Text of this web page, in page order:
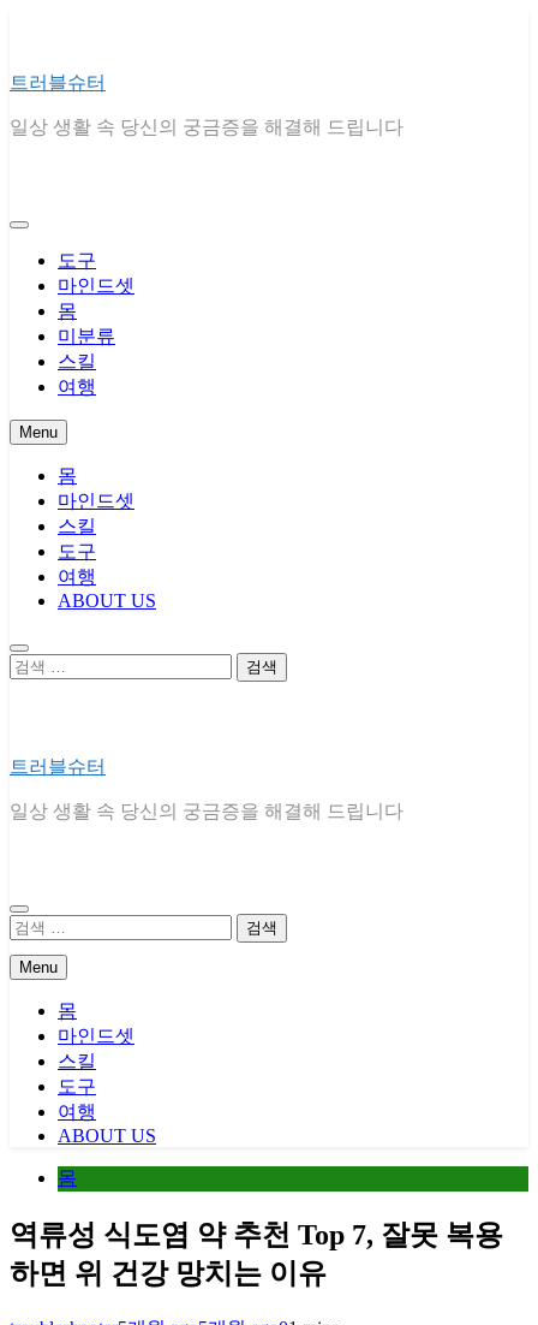
트러블슈터
일상 생활 속 당신의 궁금증을 해결해 드립니다
도구
마인드셋
몸
미분류
스킬
여행
Menu
몸
마인드셋
스킬
도구
여행
ABOUT US
검
트러블슈터
일상 생활 속 당신의 궁금증을 해결해 드립니다
검
Menu
몸
마인드셋
스킬
도구
여행
ABOUT US
몸
역류성 식도염 약 추천 Top 7, 잘못 복용
하면 위 건강 망치는 이유